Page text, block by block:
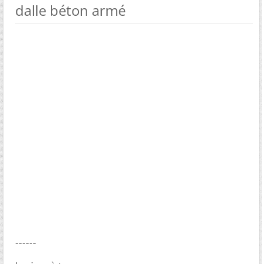
dalle béton armé
------